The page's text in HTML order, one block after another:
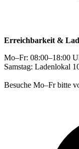
Erreichbarkeit &
Mo–Fr: 08:00–18:00
Samstag: Ladenlokal
Besuche Mo–Fr bitte